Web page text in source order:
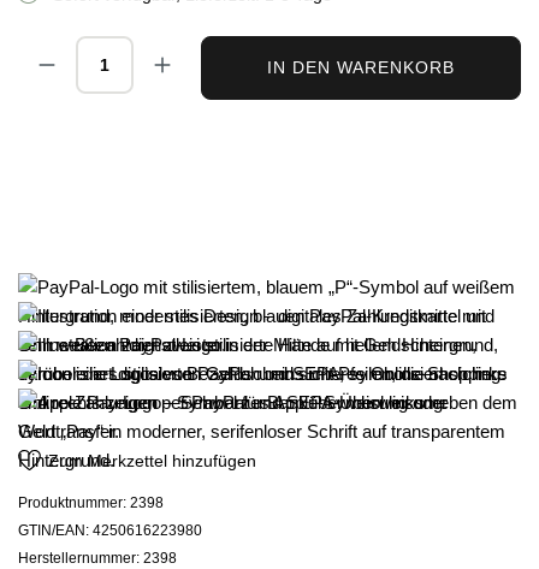
Produkt Anzahl: Gib den gewünschten
IN DEN WARENKORB
Zum Merkzettel hinzufügen
Produktnummer: 2398
GTIN/EAN: 4250616223980
Herstellernummer: 2398